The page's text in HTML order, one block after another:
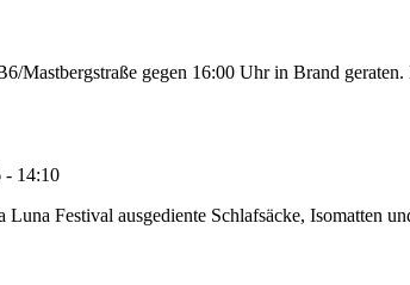
Mastbergstraße gegen 16:00 Uhr in Brand
- 14:10
Festival ausgediente Schlafsäcke, Isomatten